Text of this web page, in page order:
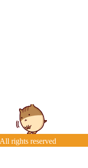
rights reserved